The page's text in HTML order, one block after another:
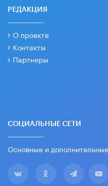
РЕДАКЦИЯ
О проекте
Контакты
Партнеры
СОЦИАЛЬНЫЕ СЕТИ
Основные и